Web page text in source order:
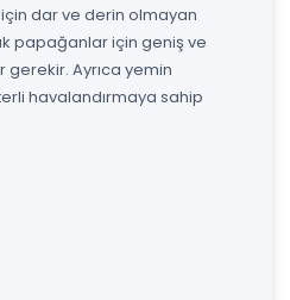
dar ve derin olmayan
papağanlar için geniş ve
Ayrıca yemin
havalandırmaya sahip